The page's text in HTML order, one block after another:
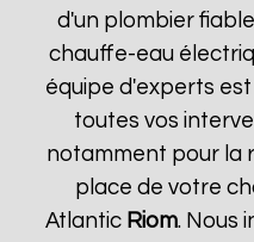
d'un plombier
chauffe-eau
équipe d'experts
toutes vos
notamment pour la
place de votre
Atlantic Riom. Nous